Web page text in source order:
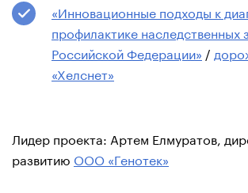
«Инновационные подходы к
профилактике наследственных
Российской Федерации» /
«Хелснет»
Лидер проекта: Артем Елмуратов,
развитию ООО «Генотек»